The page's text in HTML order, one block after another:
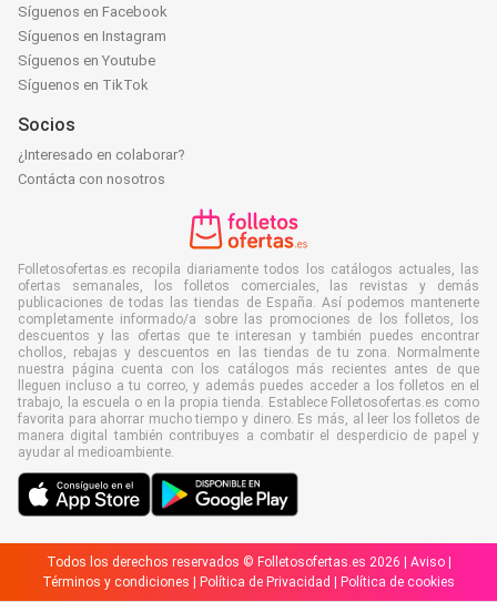
Síguenos en Facebook
Síguenos en Instagram
Síguenos en Youtube
Síguenos en TikTok
Socios
¿Interesado en colaborar?
Contácta con nosotros
Folletosofertas.es recopila diariamente todos los catálogos actuales, las
ofertas semanales, los folletos comerciales, las revistas y demás
publicaciones de todas las tiendas de España. Así podemos mantenerte
completamente informado/a sobre las promociones de los folletos, los
descuentos y las ofertas que te interesan y también puedes encontrar
chollos, rebajas y descuentos en las tiendas de tu zona. Normalmente
nuestra página cuenta con los catálogos más recientes antes de que
lleguen incluso a tu correo, y además puedes acceder a los folletos en el
trabajo, la escuela o en la propia tienda. Establece Folletosofertas.es como
favorita para ahorrar mucho tiempo y dinero. Es más, al leer los folletos de
manera digital también contribuyes a combatir el desperdicio de papel y
ayudar al medioambiente.
Todos los derechos reservados © Folletosofertas.es 2026 | Aviso|
Términos y condiciones | Política de Privacidad | Política de cookies